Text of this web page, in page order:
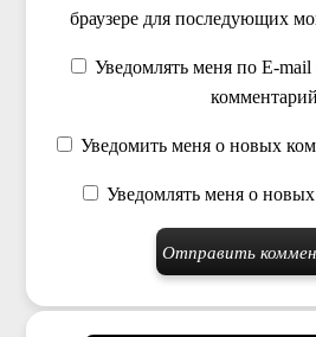
браузере для последующих
Уведомлять меня по E-mail
комментарий
Уведомить меня о новых
Уведомлять меня о